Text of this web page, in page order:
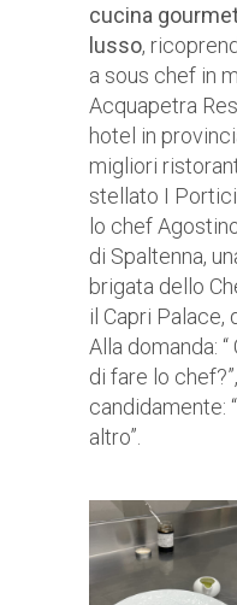
cucina
lusso,
a sous chef in
Acquapetra
hotel in
migliori
stellato I
lo chef
di Spaltenna,
brigata dello
il Capri Palace,
Alla domanda:
di fare lo
candidamente:
altro”.